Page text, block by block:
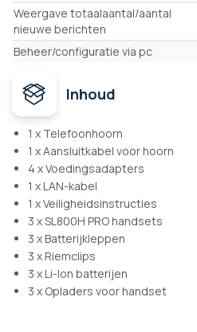
Weergave totaalaantal/aantal
nieuwe berichten
Beheer/configuratie via pc
Inhoud
1 x Telefoonhoorn
1 x Aansluitkabel voor hoorn
4 x Voedingsadapters
1 x LAN-kabel
1 x Veiligheidsinstructies
3 x SL800H PRO handsets
3 x Batterijkleppen
3 x Riemclips
3 x Li-Ion batterijen
3 x Opladers voor handset